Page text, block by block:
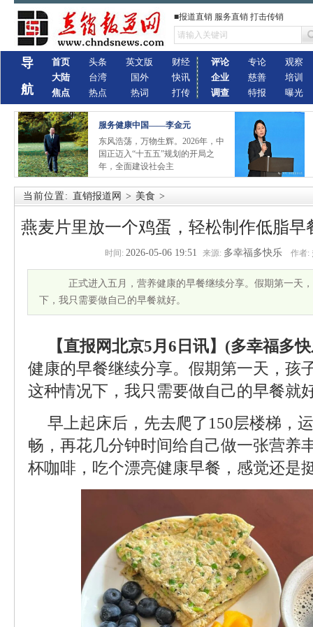
■报道直销 服务直销 打击传销
导
航
首页
大陆
焦点
头条
台湾
热点
英文版
国外
热词
财经
快讯
打传
评论
企业
调查
专论
慈善
特报
观察
培训
曝光
服务健康中国——李金元
东风浩荡，万物生辉。2026年，中
国正迈入“十五五”规划的开局之
年，全面建设社会主
当前位置: 直销报道网 > 美食 >
燕麦片里放一个鸡蛋，轻松制作低脂
时间: 2026-05-06 19:51 来源: 多幸福多快乐 作者:
正式进入五月，营养健康的早餐继续分享。假期第一天
下，我只需要做自己的早餐就好。
【直报网北京5月6日讯】(多幸福多
健康的早餐继续分享。假期第一天，孩
这种情况下，我只需要做自己的早餐就
早上起床后，先去爬了150层楼梯，
畅，再花几分钟时间给自己做一张营养
杯咖啡，吃个漂亮健康早餐，感觉还是